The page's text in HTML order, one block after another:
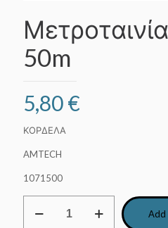
50m
5,80€
ΚΟΡΔΕΛΑ
AMTECH
1071500
κορδέλα
Add